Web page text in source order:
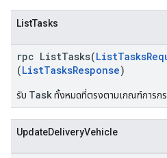
ListTasks
rpc ListTasks(
(ListTasksResponse)
รับ Taskทั้งหมดที่ตรงตามเกณฑ์การก
UpdateDeliveryVehicle